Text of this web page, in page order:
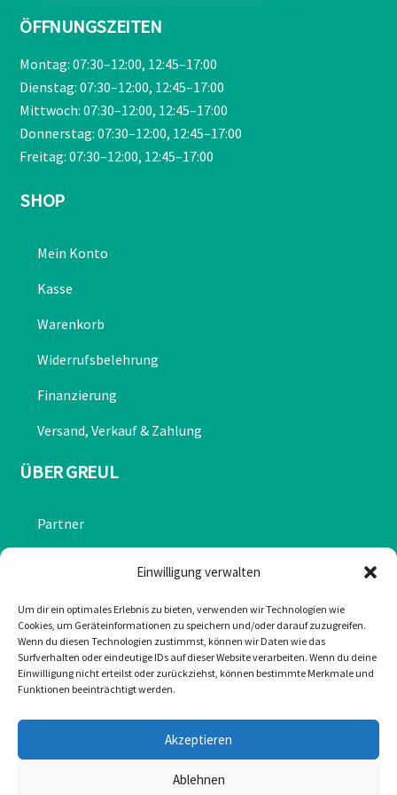
Einwilligung verwalten
Um dir ein optimales Erlebnis zu bieten, verwenden wir Technologien wie
Cookies, um Geräteinformationen zu speichern und/oder darauf zuzugreifen.
Wenn du diesen Technologien zustimmst, können wir Daten wie das
Surfverhalten oder eindeutige IDs auf dieser Website verarbeiten. Wenn du deine
Einwilligung nicht erteilst oder zurückziehst, können bestimmte Merkmale und
Funktionen beeinträchtigt werden.
Akzeptieren
Ablehnen
ÖFFNUNGSZEITEN
Montag: 07:30–12:00, 12:45–17:00
Dienstag: 07:30–12:00, 12:45–17:00
Mittwoch: 07:30–12:00, 12:45–17:00
Donnerstag: 07:30–12:00, 12:45–17:00
Freitag: 07:30–12:00, 12:45–17:00
SHOP
Mein Konto
Kasse
Warenkorb
Widerrufsbelehrung
Finanzierung
Versand, Verkauf & Zahlung
ÜBER GREUL
Partner
Impressum
Cookie-Richtlinie (EU)
Mail: office@greulonline.at